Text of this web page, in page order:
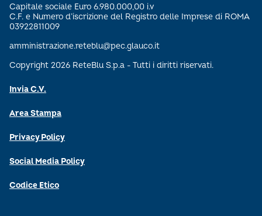
Capitale sociale Euro 6.980.000,00 i.v
C.F. e Numero d’iscrizione del Registro delle Imprese di ROMA
03922811009
amministrazione.reteblu@pec.glauco.it
Copyright 2026 ReteBlu S.p.a - Tutti i diritti riservati.
Invia C.V.
Area Stampa
Privacy Policy
Social Media Policy
Codice Etico